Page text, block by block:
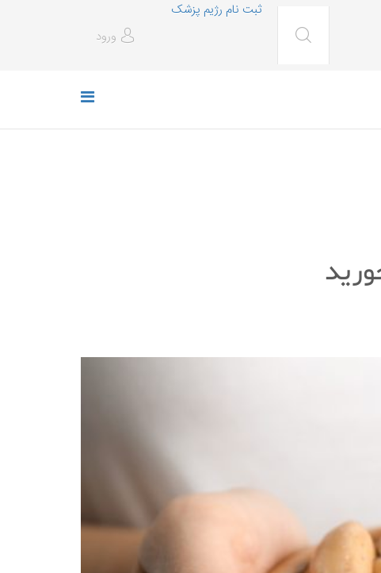
ثبت نام رژیم پزشک
ورود